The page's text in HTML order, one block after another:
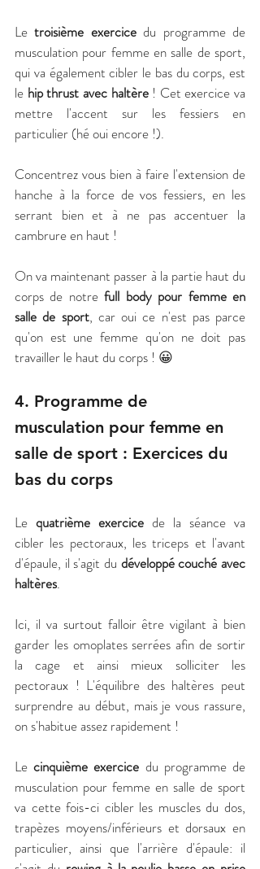
Le troisième exercice du programme de
musculation pour femme en salle de sport,
qui va également cibler le bas du corps, est
le hip thrust avec haltère ! Cet exercice va
mettre l'accent sur les fessiers en
particulier (hé oui encore !).
Concentrez vous bien à faire l'extension de
hanche à la force de vos fessiers, en les
serrant bien et à ne pas accentuer la
cambrure en haut !
On va maintenant passer à la partie haut du
corps de notre full body pour femme en
salle de sport, car oui ce n'est pas parce
qu'on est une femme qu'on ne doit pas
travailler le haut du corps ! 😀
4. Programme de
musculation pour femme en
salle de sport : Exercices du
bas du corps
Le quatrième exercice de la séance va
cibler les pectoraux, les triceps et l'avant
d'épaule, il s'agit du développé couché avec
haltères.
Ici, il va surtout falloir être vigilant à bien
garder les omoplates serrées afin de sortir
la cage et ainsi mieux solliciter les
pectoraux ! L'équilibre des haltères peut
surprendre au début, mais je vous rassure,
on s'habitue assez rapidement !
Le cinquième exercice du programme de
musculation pour femme en salle de sport
va cette fois-ci cibler les muscles du dos,
trapèzes moyens/inférieurs et dorsaux en
particulier, ainsi que l'arrière d'épaule: il